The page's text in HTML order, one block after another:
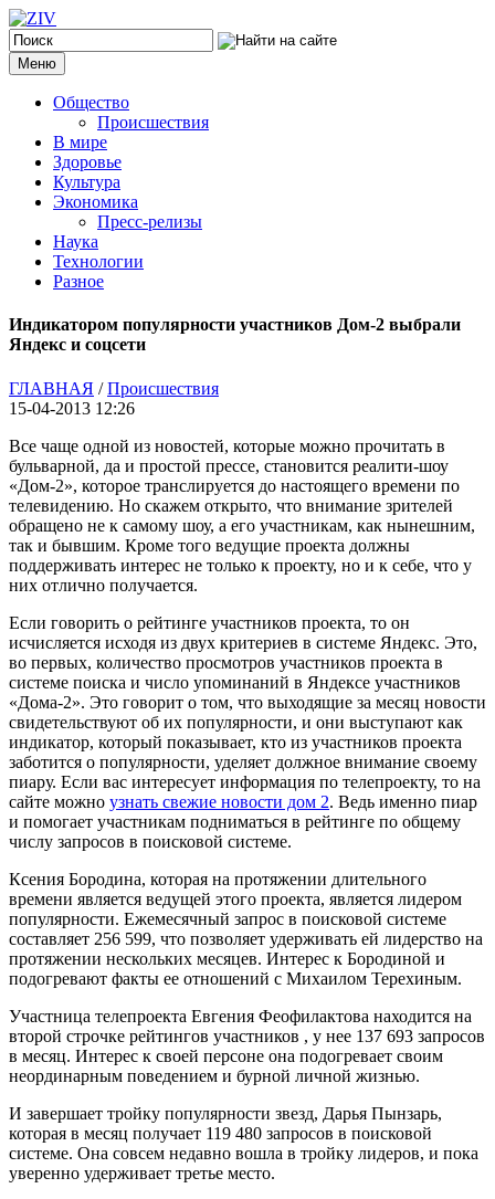
Меню
Общество
Происшествия
В мире
Здоровье
Культура
Экономика
Пресс-релизы
Наука
Технологии
Разное
Индикатором популярности участников Дом-2 выбрали
Яндекс и соцсети
ГЛАВНАЯ /Происшествия
15-04-2013 12:26
Все чаще одной из новостей, которые можно прочитать в
бульварной, да и простой прессе, становится реалити-шоу
«Дом-2», которое транслируется до настоящего времени по
телевидению. Но скажем открыто, что внимание зрителей
обращено не к самому шоу, а его участникам, как нынешним,
так и бывшим. Кроме того ведущие проекта должны
поддерживать интерес не только к проекту, но и к себе, что у
них отлично получается.
Если говорить о рейтинге участников проекта, то он
исчисляется исходя из двух критериев в системе Яндекс. Это,
во первых, количество просмотров участников проекта в
системе поиска и число упоминаний в Яндексе участников
«Дома-2». Это говорит о том, что выходящие за месяц новости
свидетельствуют об их популярности, и они выступают как
индикатор, который показывает, кто из участников проекта
заботится о популярности, уделяет должное внимание своему
пиару. Если вас интересует информация по телепроекту, то на
сайте можно узнать свежие новости дом 2. Ведь именно пиар
и помогает участникам подниматься в рейтинге по общему
числу запросов в поисковой системе.
Ксения Бородина, которая на протяжении длительного
времени является ведущей этого проекта, является лидером
популярности. Ежемесячный запрос в поисковой системе
составляет 256 599, что позволяет удерживать ей лидерство на
протяжении нескольких месяцев. Интерес к Бородиной и
подогревают факты ее отношений с Михаилом Терехиным.
Участница телепроекта Евгения Феофилактова находится на
второй строчке рейтингов участников , у нее 137 693 запросов
в месяц. Интерес к своей персоне она подогревает своим
неординарным поведением и бурной личной жизнью.
И завершает тройку популярности звезд, Дарья Пынзарь,
которая в месяц получает 119 480 запросов в поисковой
системе. Она совсем недавно вошла в тройку лидеров, и пока
уверенно удерживает третье место.